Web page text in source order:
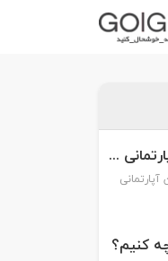
بیماری های رایج گیاهان آپارتمانی در خانه های ایرانی
کنیم؟